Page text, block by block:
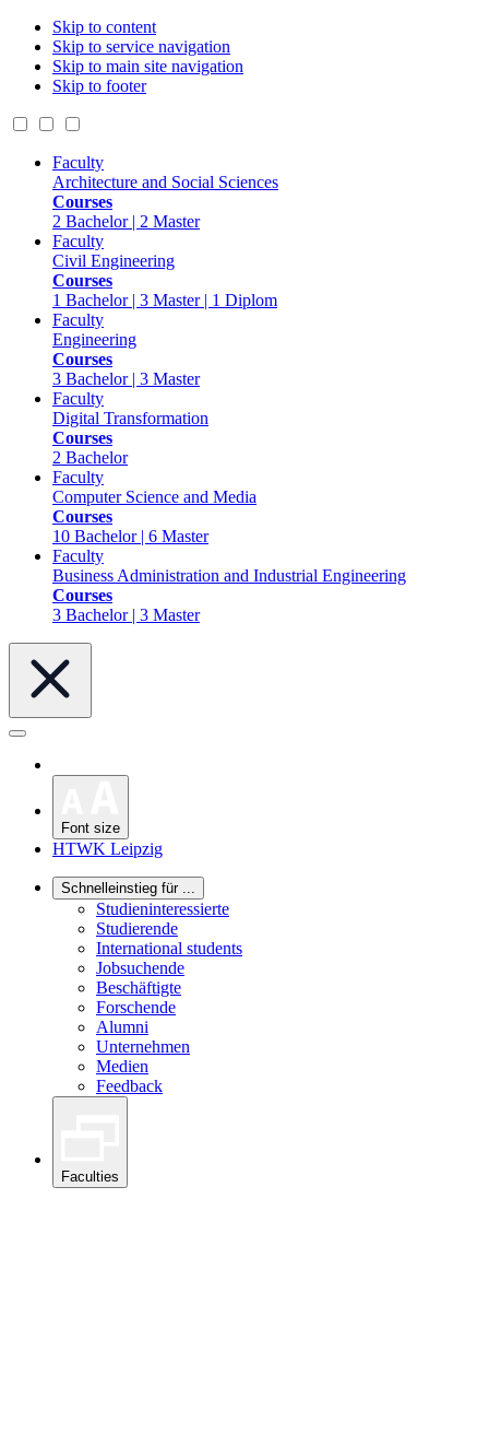
Skip to content
Skip to service navigation
Skip to main site navigation
Skip to footer
Faculty
Architecture and Social Sciences
Courses
2 Bachelor | 2 Master
Faculty
Civil Engineering
Courses
1 Bachelor | 3 Master | 1 Diplom
Faculty
Engineering
Courses
3 Bachelor | 3 Master
Faculty
Digital Transformation
Courses
2 Bachelor
Faculty
Computer Science and Media
Courses
10 Bachelor | 6 Master
Faculty
Business Administration and Industrial Engineering
Courses
3 Bachelor | 3 Master
Font size
HTWK Leipzig
Schnelleinstieg für ...
Studieninteressierte
Studierende
International students
Jobsuchende
Beschäftigte
Forschende
Alumni
Unternehmen
Medien
Feedback
Faculties